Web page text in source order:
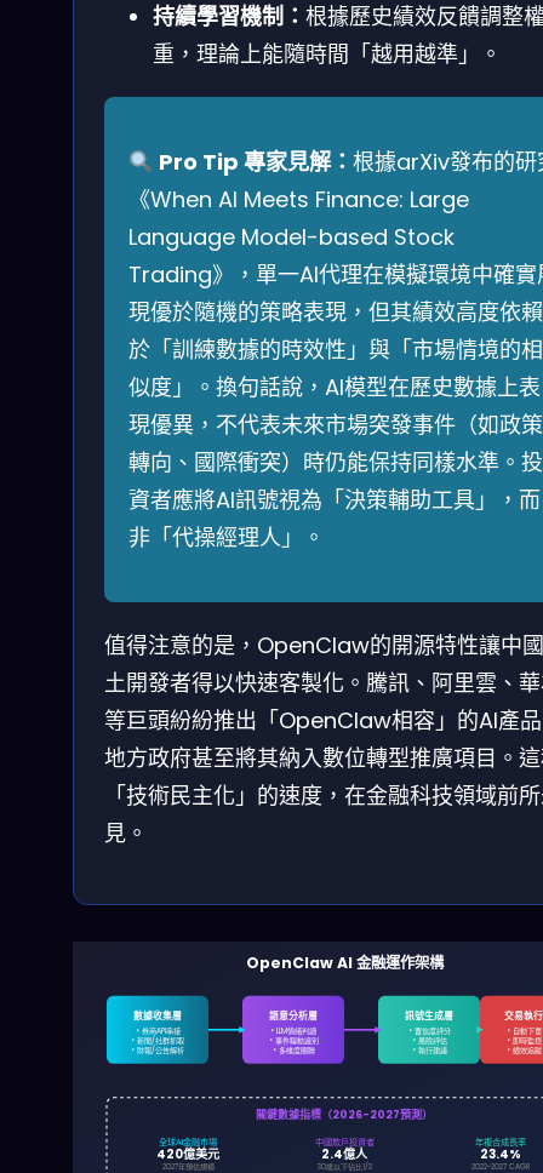
持續學習機制： 根據歷史績效反饋調整
重，理論上能隨時間「越用越準」。
Pro Tip 專家見解： 根據arXiv發布的研
《When AI Meets Finance: Large
Language Model-based Stock
Trading》，單一AI代理在模擬環境中確實
現優於隨機的策略表現，但其績效高度依賴
於「訓練數據的時效性」與「市場情境的相
似度」。換句話說，AI模型在歷史數據上表
現優異，不代表未來市場突發事件（如政策
轉向、國際衝突）時仍能保持同樣水準。投
資者應將AI訊號視為「決策輔助工具」，而
非「代操經理人」。
值得注意的是，OpenClaw的開源特性讓中
土開發者得以快速客製化。騰訊、阿里雲、
等巨頭紛紛推出「OpenClaw相容」的AI產
地方政府甚至將其納入數位轉型推廣項目。
「技術民主化」的速度，在金融科技領域前
見。
OpenClaw AI 金融運作架構
數據收集層
• 券商API串接
• 新聞/社群抓取
• 財報/公告解析
語意分析層
• LLM情緒判讀
• 事件驅動識別
• 多維度關聯
訊號生成層
• 置信度評分
• 風險評估
• 執行建議
交易執行
• 自動下單
• 即時監控
• 績效追蹤
關鍵數據指標（2026-2027預測）
全球AI金融市場
420億美元
2027年預估規模
中國散戶投資者
2.4億人
30歲以下佔比1/3
年複合成長率
23.4%
2022-2027 CAGR